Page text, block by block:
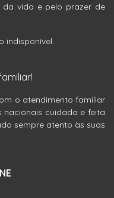
da vida e pelo prazer de
indisponível.
o atendimento familiar
nacionais cuidada e feita
sempre atento às suas